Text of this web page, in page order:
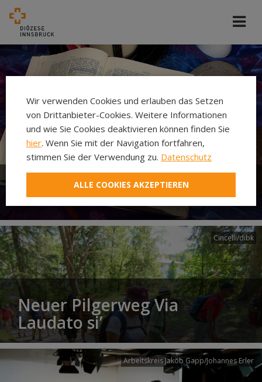
Bibel
Cincelli/dibk
Neuer Pilgerweg Via
Laudato si’
Arbeitskreis Jakob Gapp/Johannes Erler
Wir verwenden Cookies und erlauben das Setzen
von Drittanbieter-Cookies. Weitere Informationen
und wie Sie Cookies deaktivieren können finden Sie
hier. Wenn Sie mit der Navigation fortfahren,
stimmen Sie der Verwendung zu. Datenschutz
ALLE COOKIES AKZEPTIEREN